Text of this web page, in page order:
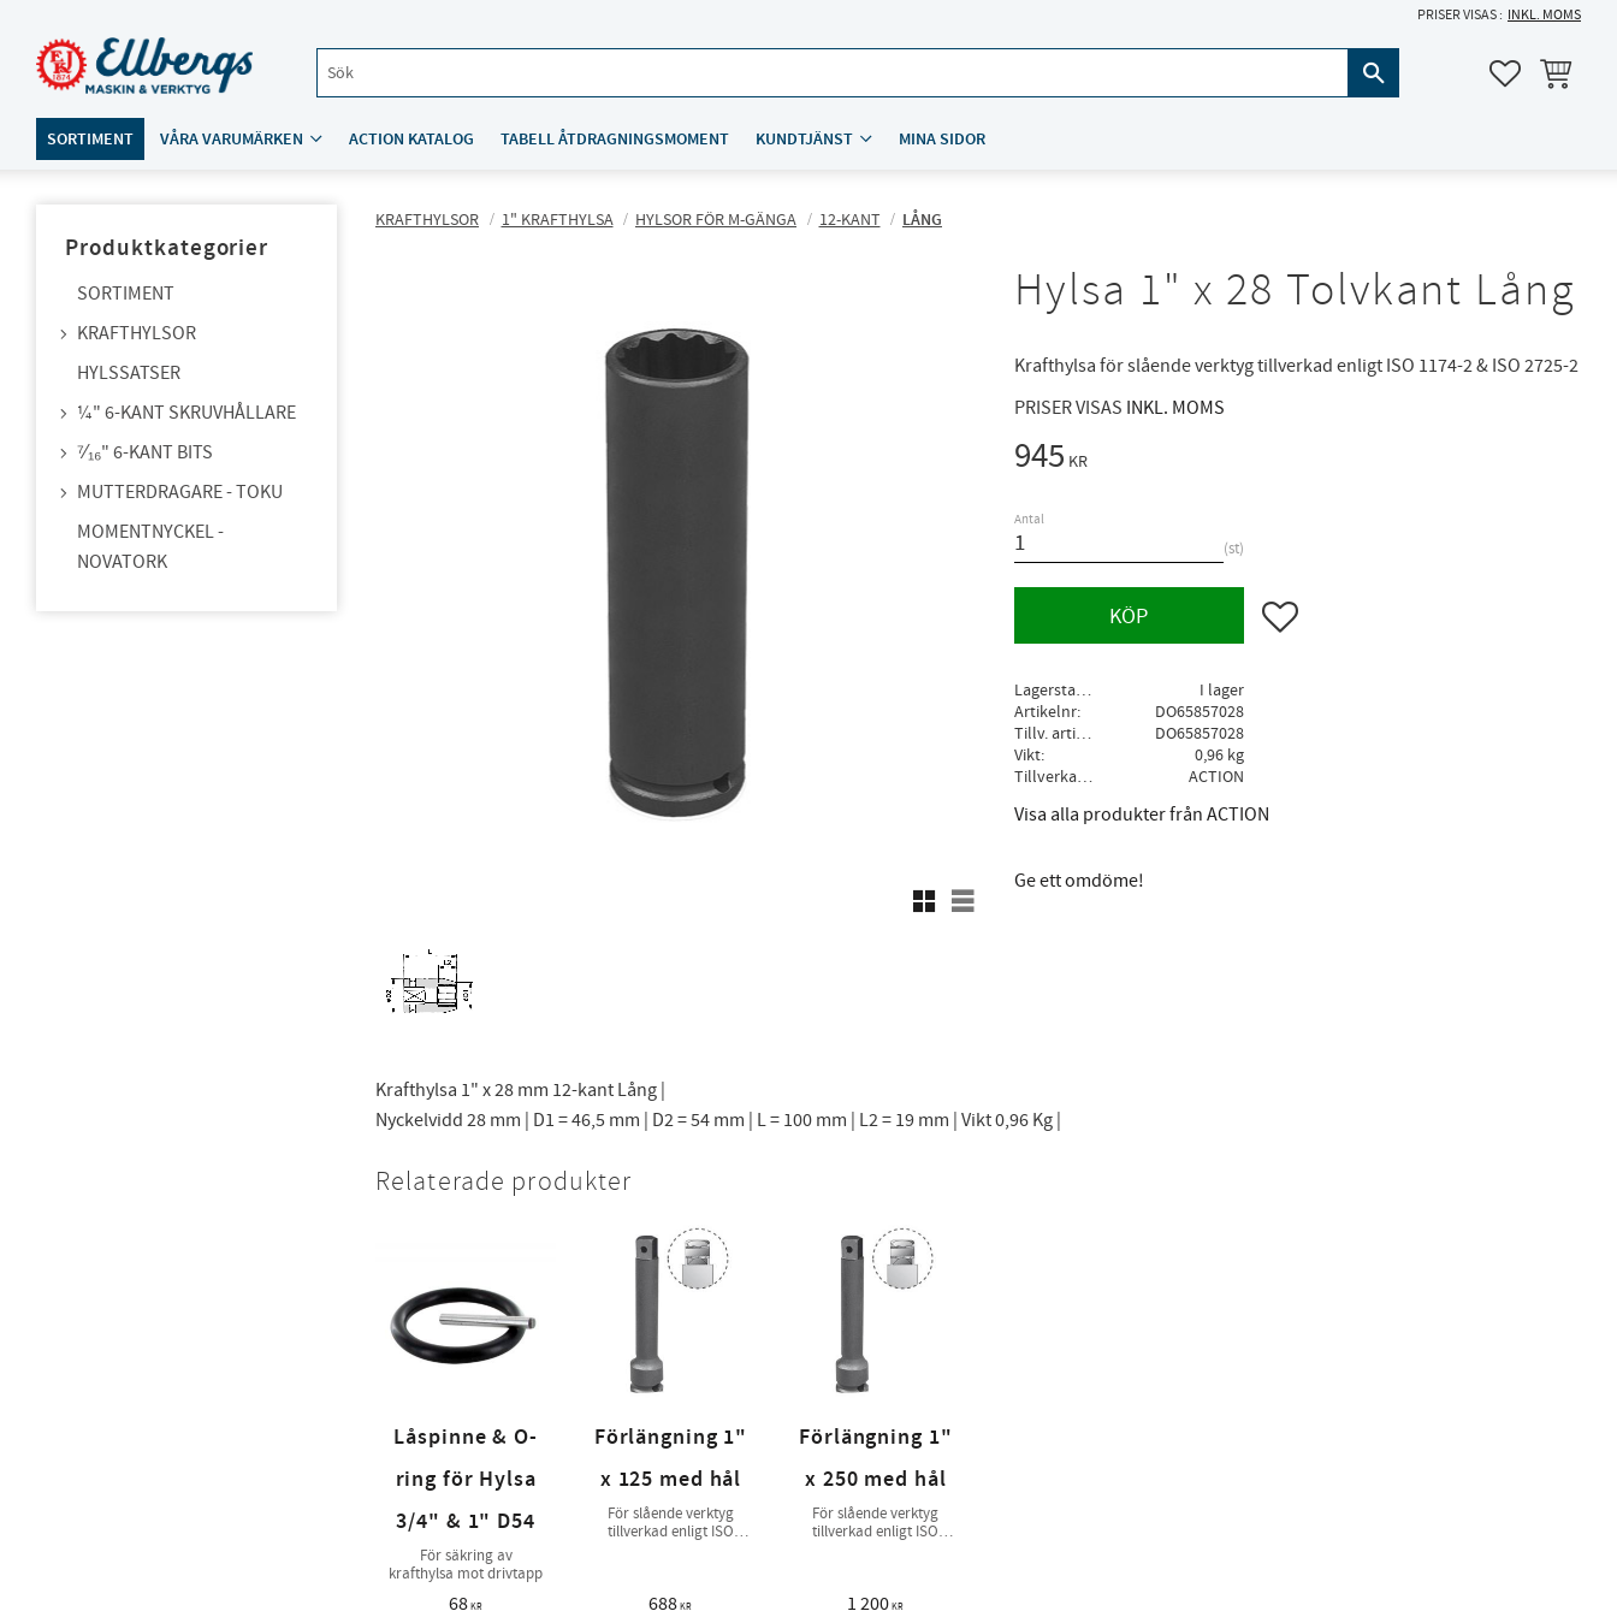
PRISER VISAS INKL. MOMS
FAVORITER
KUNDVAGN
SORTIMENT VÅRA VARUMÄRKEN ACTION KATALOG TABELL ÅTDRAGNINGSMOMENT KUNDTJÄNST MINA SIDOR
KRAFTHYLSOR 1" KRAFTHYLSA HYLSOR FÖR M-GÄNGA 12-KANT LÅNG
Hylsa 1" x 28 Tolvkant Lång
Krafthylsa för slående verktyg tillverkad enligt ISO 1174-2 & ISO 2725-2
PRISER VISAS INKL. MOMS
Rutnätsvy
Listvy
945 KR
Antal
st
KÖP Lägg till i favoriter
Lagerstatus
I lager
Artikelnr
DO65857028
Tillv. artikelnr
DO65857028
Vikt
0,96 kg
Tillverkare
ACTION
Visa alla produkter från ACTION
Ge ett omdöme!
Krafthylsa 1" x 28 mm 12-kant Lång |
Nyckelvidd 28 mm | D1 = 46,5 mm | D2 = 54 mm | L = 100 mm | L2 = 19 mm | Vikt 0,96 Kg |
Relaterade produkter
Låspinne & O-
ring för Hylsa
3/4" & 1" D54
För säkring av
krafthylsa mot drivtapp
68KR
Förlängning 1"
x 125 med hål
För slående verktyg
tillverkad enligt ISO
688KR
Förlängning 1"
x 250 med hål
För slående verktyg
tillverkad enligt ISO
1 200KR
Produktkategorier
SORTIMENT
KRAFTHYLSOR
HYLSSATSER
¼" 6-KANT SKRUVHÅLLARE
⁷⁄₁₆" 6-KANT BITS
MUTTERDRAGARE - TOKU
MOMENTNYCKEL -
NOVATORK